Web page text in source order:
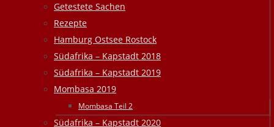
Getestete Sachen
Rezepte
Hamburg Ostsee Rostock
Südafrika – Kapstadt 2018
Südafrika – Kapstadt 2019
Mombasa 2019
Mombasa Teil 2
Südafrika – Kapstadt 2020